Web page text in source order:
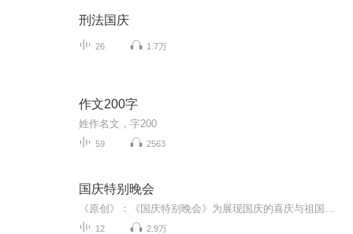
刑法国庆
26 1.7万
作文200字
姓作名文，字200
59 2563
国庆特别晚会
12 2.9万